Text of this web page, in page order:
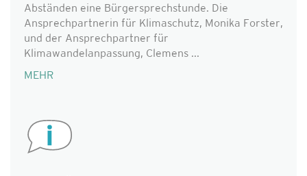
Abständen eine Bürgersprechstunde. Die
Ansprechpartnerin für Klimaschutz, Monika Forster,
und der Ansprechpartner für
Klimawandelanpassung, Clemens ...
MEHR